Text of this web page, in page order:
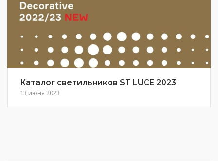
Каталог светильников ST LUCE 2023
13 июня 2023